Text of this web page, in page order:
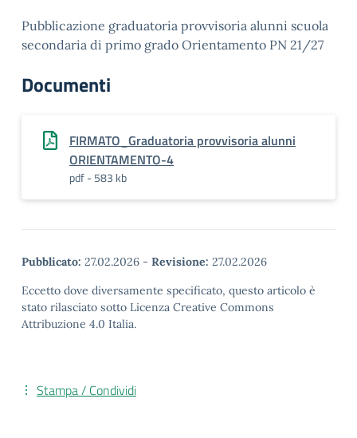
Pubblicazione graduatoria provvisoria alunni scuola
secondaria di primo grado Orientamento PN 21/27
Documenti
FIRMATO_Graduatoria provvisoria alunni
ORIENTAMENTO-4
pdf - 583 kb
Pubblicato: 27.02.2026 - Revisione: 27.02.2026
Eccetto dove diversamente specificato, questo articolo è
stato rilasciato sotto Licenza Creative Commons
Attribuzione 4.0 Italia.
Stampa / Condividi